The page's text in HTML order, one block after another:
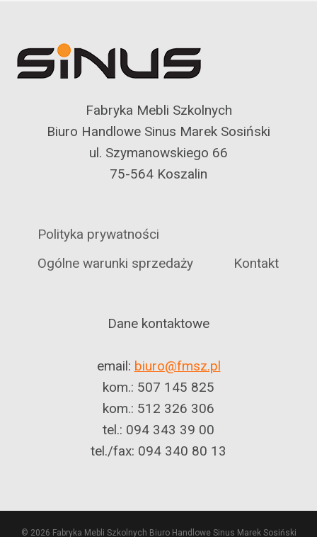
Fabryka Mebli Szkolnych
Biuro Handlowe Sinus Marek Sosiński
ul. Szymanowskiego 66
75-564 Koszalin
Polityka prywatności
Ogólne warunki sprzedaży
Kontakt
Dane kontaktowe
email: biuro@fmsz.pl
kom.: 507 145 825
kom.: 512 326 306
tel.: 094 343 39 00
tel./fax: 094 340 80 13
© 2026 Fabryka Mebli Szkolnych Biuro Handlowe Sinus Marek Sosiński